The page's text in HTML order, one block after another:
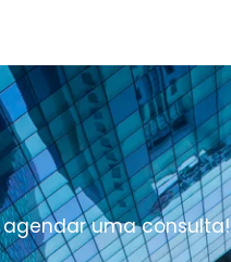
uma consulta!